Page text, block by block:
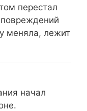
перестал
меняла, лежит
начал